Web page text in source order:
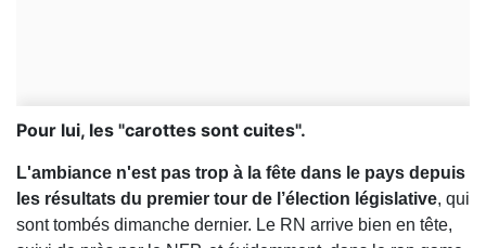
Pour lui, les "carottes sont cuites".
L'ambiance n'est pas trop à la fête dans le pays depuis
les résultats du premier tour de l’élection législative, qui
sont tombés dimanche dernier. Le RN arrive bien en tête,